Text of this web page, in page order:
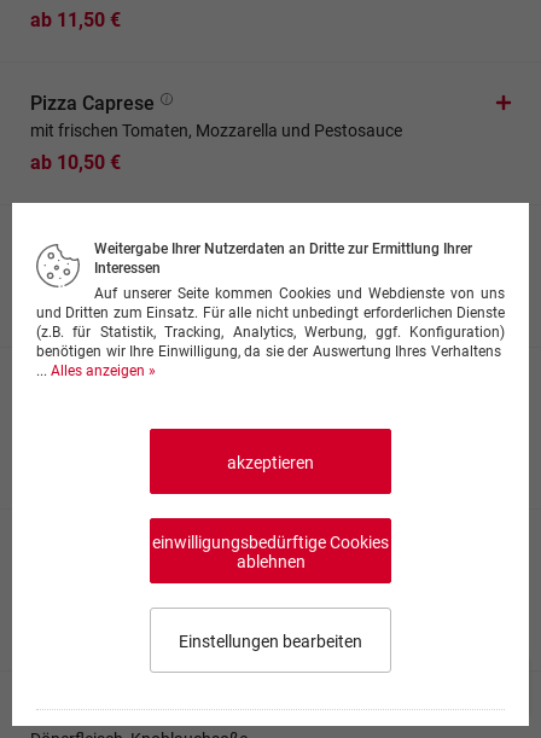
ab 11,50 €
Pizza Caprese
mit frischen Tomaten, Mozzarella und Pestosauce
ab 10,50 €
Pizza Spaghetti
mit Hackfleischsauce und Spaghetti
ab 11,00 €
Spinat, Tomaten, Knoblauch, Champignons, Knoblauch -
Pizza Döner
Weitergabe Ihrer Nutzerdaten an Dritte zur Ermittlung Ihrer
Interessen
Auf unserer Seite kommen Cookies und Webdienste von uns
und Dritten zum Einsatz. Für alle nicht unbedingt erforderlichen Dienste
(z.B. für Statistik, Tracking, Analytics, Werbung, ggf. Konfiguration)
benötigen wir Ihre Einwilligung, da sie der Auswertung Ihres Verhaltens
... Alles anzeigen »
akzeptieren
einwilligungsbedürftige Cookies
ablehnen
Einstellungen bearbeiten
Impressum